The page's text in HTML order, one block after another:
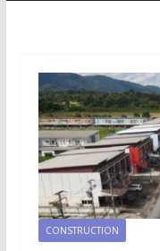
CONSTRUCTION